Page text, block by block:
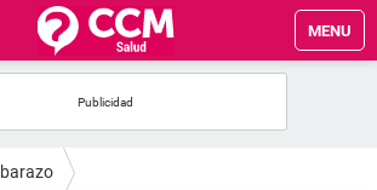
MENU